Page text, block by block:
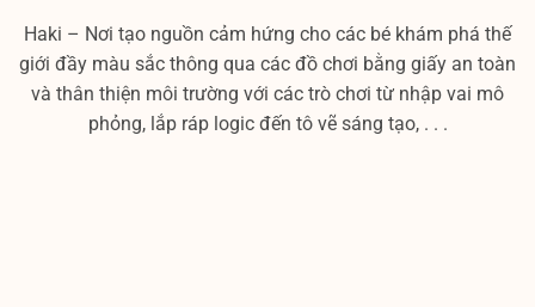
Haki – Nơi tạo nguồn cảm hứng cho các bé khám phá thế
giới đầy màu sắc thông qua các đồ chơi bằng giấy an toàn
và thân thiện môi trường với các trò chơi từ nhập vai mô
phỏng, lắp ráp logic đến tô vẽ sáng tạo, . . .